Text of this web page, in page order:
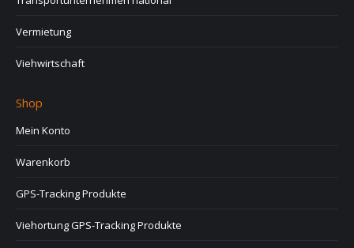
Vermietung
Viehwirtschaft
Shop
Mein Konto
Warenkorb
GPS-Tracking Produkte
Viehortung GPS-Tracking Produkte